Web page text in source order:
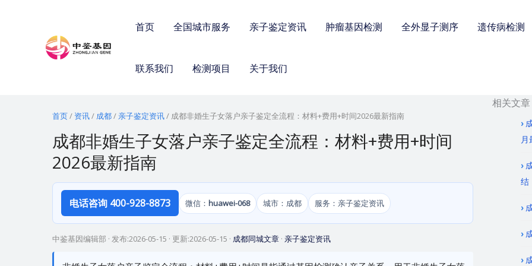
首页 全国城市服务 亲子鉴定资讯 肿瘤基因检测 全外显子测序 遗传病检测
联系我们 检测项目 关于我们
首页/ 资讯/ 成都/ 亲子鉴定资讯/ 成都非婚生子女落户亲子鉴定全流程：材料+费用+时间2026最新指南
成都非婚生子女落户亲子鉴定全流程：材料+费用+时间
2026最新指南
电话咨询 400-928-8873 微信： huawei-068 城市：成都 服务：亲子鉴定资讯
中鉴基因编辑部 · 发布:2026-05-15 · 更新:2026-05-15 · 成都同城文章 · 亲子鉴定资讯
相关文章
月
结